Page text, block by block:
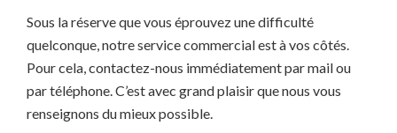
Sous la réserve que vous éprouvez une difficulté
quelconque, notre service commercial est à vos côtés.
Pour cela, contactez-nous immédiatement par mail ou
par téléphone. C’est avec grand plaisir que nous vous
renseignons du mieux possible.